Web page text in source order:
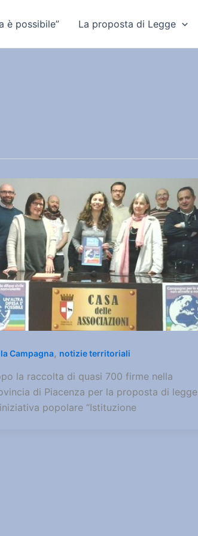
è possibile” La proposta di Legge
Campagna, notizie territoriali
la raccolta di quasi 700 firme nella
di Piacenza per la proposta di legge
popolare “Istituzione